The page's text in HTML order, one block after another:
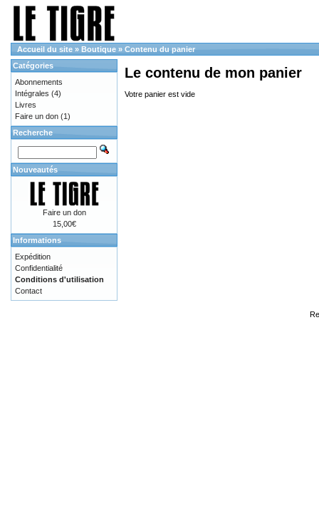
Accueil du site » Boutique » Contenu du panier
Le contenu de mon panier
Votre panier est vide
Catégories
Abonnements
Intégrales (4)
Livres
Faire un don (1)
Recherche
Nouveautés
Faire un don
15,00€
Informations
Expédition
Confidentialité
Conditions d'utilisation
Contact